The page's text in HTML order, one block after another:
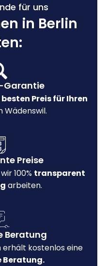
für uns
in Berlin
Garantie
besten Preis für Ihren
Wädenswil.
Preise
100% transparent
arbeiten.
Beratung
erhält kostenlos eine
Beratung.